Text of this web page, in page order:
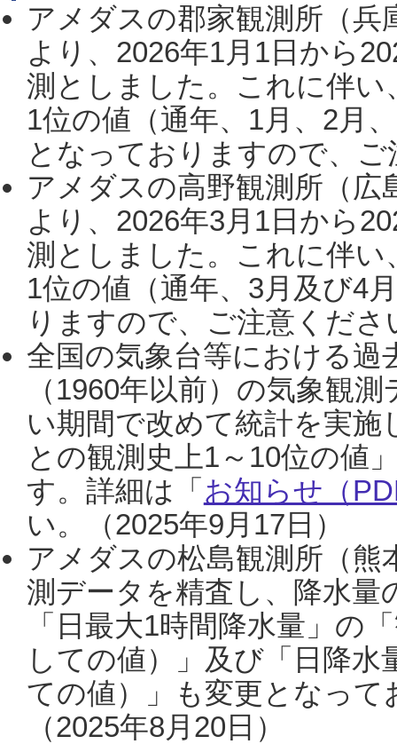
アメダスの郡家観測所（
より、2026年1月1日から
測としました。これに伴い
1位の値（通年、1月、2月
となっておりますので、
アメダスの高野観測所（
より、2026年3月1日から
測としました。これに伴い
1位の値（通年、3月及び4
りますので、ご注意くだ
全国の気象台等における過
（1960年以前）の気象観
い期間で改めて統計を実
との観測史上1～10位の値
す。詳細は「 お知らせ（
い。（2025年9月17日）
アメダスの松島観測所（熊
測データを精査し、降水
「日最大1時間降水量」の
しての値）」及び「日降
ての値）」も変更となっ
（2025年8月20日）